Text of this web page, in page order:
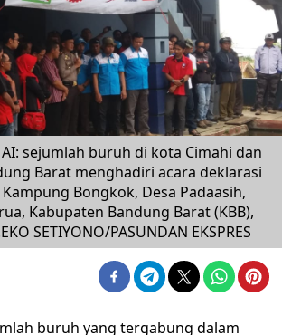
sejumlah buruh di kota Cimahi dan
Barat menghadiri acara deklarasi
Bongkok, Desa Padaasih,
Kabupaten Bandung Barat (KBB),
SETIYONO/PASUNDAN EKSPRES
buruh yang tergabung dalam